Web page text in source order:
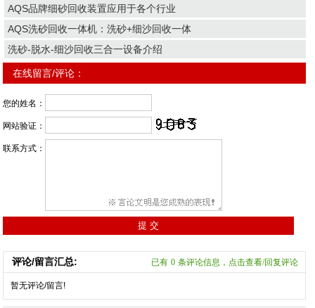
AQS品牌细砂回收装置应用于各个行业
AQS洗砂回收一体机：洗砂+细沙回收一体
洗砂-脱水-细沙回收三合一设备介绍
在线留言/评论：
您的姓名：
网站验证：
联系方式：
评论/留言汇总: 已有 0 条评论信息，点击查看/回复评论
暂无评论/留言!